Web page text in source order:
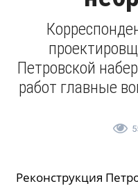
Петровской
работ главные
Реконструкция